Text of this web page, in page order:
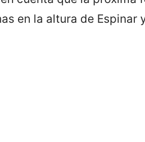
en la altura de Espinar